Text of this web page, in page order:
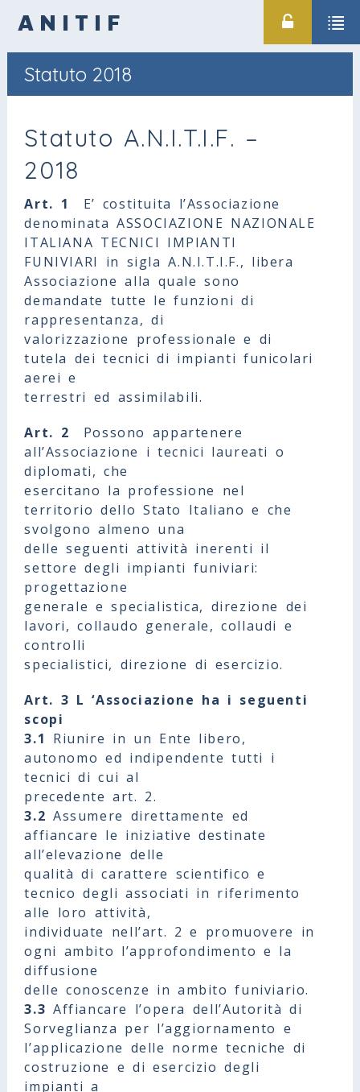
ANITIF
Statuto 2018
Statuto A.N.I.T.I.F. –
2018
Art. 1
E’ costituita l’Associazione
denominata ASSOCIAZIONE NAZIONALE
ITALIANA TECNICI IMPIANTI
FUNIVIARI in sigla A.N.I.T.I.F., libera
Associazione alla quale sono
demandate tutte le funzioni di
rappresentanza, di
valorizzazione professionale e di
tutela dei tecnici di impianti funicolari
aerei e
terrestri ed assimilabili.
Art. 2
Possono appartenere
all’Associazione i tecnici laureati o
diplomati, che
esercitano la professione nel
territorio dello Stato Italiano e che
svolgono almeno una
delle seguenti attività inerenti il
settore degli impianti funiviari:
progettazione
generale e specialistica, direzione dei
lavori, collaudo generale, collaudi e
controlli
specialistici, direzione di esercizio.
Art. 3 L ‘Associazione ha i seguenti
scopi
3.1 Riunire in un Ente libero,
autonomo ed indipendente tutti i
tecnici di cui al
precedente art. 2.
3.2 Assumere direttamente ed
affiancare le iniziative destinate
all’elevazione delle
qualità di carattere scientifico e
tecnico degli associati in riferimento
alle loro attività,
individuate nell’art. 2 e promuovere in
ogni ambito l’approfondimento e la
diffusione
delle conoscenze in ambito funiviario.
3.3 Affiancare l’opera dell’Autorità di
Sorveglianza per l’aggiornamento e
l’applicazione delle norme tecniche di
costruzione e di esercizio degli
impianti a